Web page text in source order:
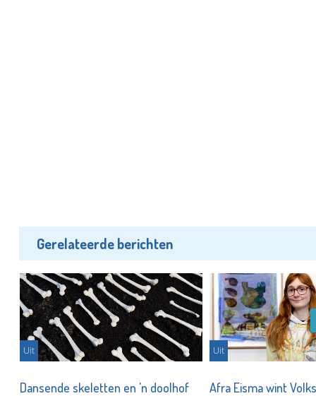
Gerelateerde berichten
Uit
Dansende skeletten en 'n doolhof
Uit
Afra Eisma wint